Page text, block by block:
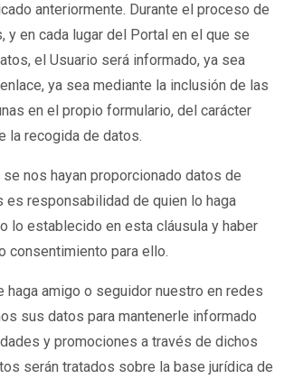
anteriormente. Durante el proceso de
y en cada lugar del Portal en el que se
el Usuario será informado, ya sea
ya sea mediante la inclusión de las
en el propio formulario, del carácter
la recogida de datos.
nos hayan proporcionado datos de
es responsabilidad de quien lo haga
lo establecido en esta cláusula y haber
consentimiento para ello.
haga amigo o seguidor nuestro en redes
sus datos para mantenerle informado
y promociones a través de dichos
serán tratados sobre la base jurídica de